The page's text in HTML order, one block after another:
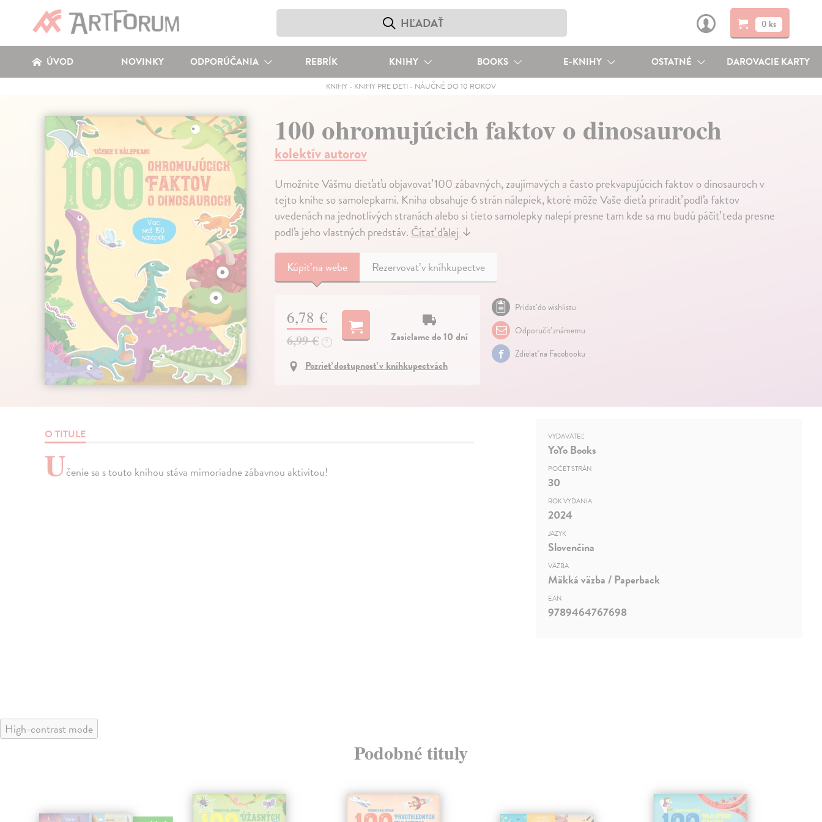
0 ks
ÚVOD NOVINKY ODPORÚČANIA REBRÍK KNIHY BOOKS E-KNIHY OSTATNÉ DAROVACIE KARTY
KNIHY- KNIHY PRE DETI - NÁUČNÉ DO 10 ROKOV
100 ohromujúcich faktov o dinosauroch
kolektív autorov
Umožnite Vášmu dieťaťu objavovať 100 zábavných, zaujímavých a často prekvapujúcich faktov o dinosauroch v
tejto knihe so samolepkami. Kniha obsahuje 6 strán nálepiek, ktoré môže Vaše dieťa priradiť podľa faktov
uvedenách na jednotlivých stranách alebo si tieto samolepky nalepí presne tam kde sa mu budú páčiť teda presne
podľa jeho vlastných predstáv.Čítať ďalej↓
Kúpiťna webe Rezervovať v kníhkupectve
6,78 €
6,99 € ?
Zasielame do 10 dní
Pozrieť dostupnosť v kníhkupectvách
Pridať do wishlistu
Odporučiť známemu
Zdielať na Facebooku
O TITULE
Učenie sa s touto knihou stáva mimoriadne zábavnou aktivitou!
VYDAVATEĽ
YoYo Books
POČET STRÁN
30
ROK VYDANIA
2024
JAZYK
Slovenčina
VÄZBA
Mäkká väzba / Paperback
EAN
9789464767698
High-contrast mode
Podobné tituly